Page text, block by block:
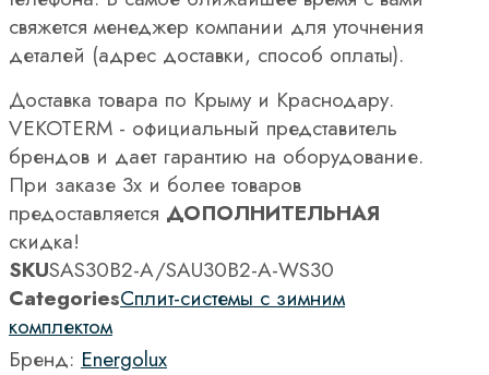
свяжется менеджер компании для уточнения
деталей (адрес доставки, способ оплаты).
Доставка товара по Крыму и Краснодару.
VEKOTERM - официальный представитель
брендов и дает гарантию на оборудование.
При заказе 3х и более товаров
предоставляется ДОПОЛНИТЕЛЬНАЯ
скидка!
SKUSAS30B2-A/SAU30B2-A-WS30
CategoriesСплит-системы с зимним
комплектом
Бренд: Energolux